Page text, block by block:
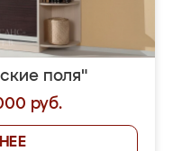
поля"
руб.